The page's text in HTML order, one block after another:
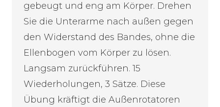
gebeugt und eng am Körper. Drehen
Sie die Unterarme nach außen gegen
den Widerstand des Bandes, ohne die
Ellenbogen vom Körper zu lösen.
Langsam zurückführen. 15
Wiederholungen, 3 Sätze. Diese
Übung kräftigt die Außenrotatoren